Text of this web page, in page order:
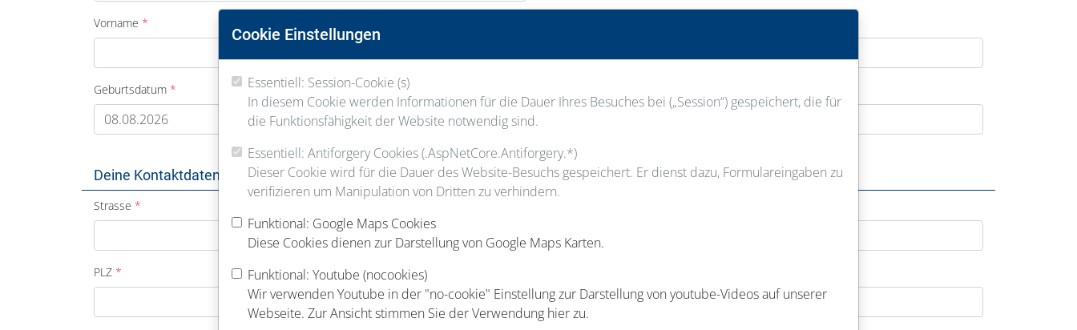
Vorname
Geburtsdatum
Deine Kontaktdaten
Strasse
PLZ
Cookie Einstellungen
Essentiell: Session-Cookie (s)
In diesem Cookie werden Informationen für die Dauer Ihres Besuches bei („Session“) gespeichert, die für
die Funktionsfähigkeit der Website notwendig sind.
Essentiell: Antiforgery Cookies (.AspNetCore.Antiforgery.*)
Dieser Cookie wird für die Dauer des Website-Besuchs gespeichert. Er dienst dazu, Formulareingaben zu
verifizieren um Manipulation von Dritten zu verhindern.
Funktional: Google Maps Cookies
Diese Cookies dienen zur Darstellung von Google Maps Karten.
Funktional: Youtube (nocookies)
Wir verwenden Youtube in der "no-cookie" Einstellung zur Darstellung von youtube-Videos auf unserer
Webseite. Zur Ansicht stimmen Sie der Verwendung hier zu.